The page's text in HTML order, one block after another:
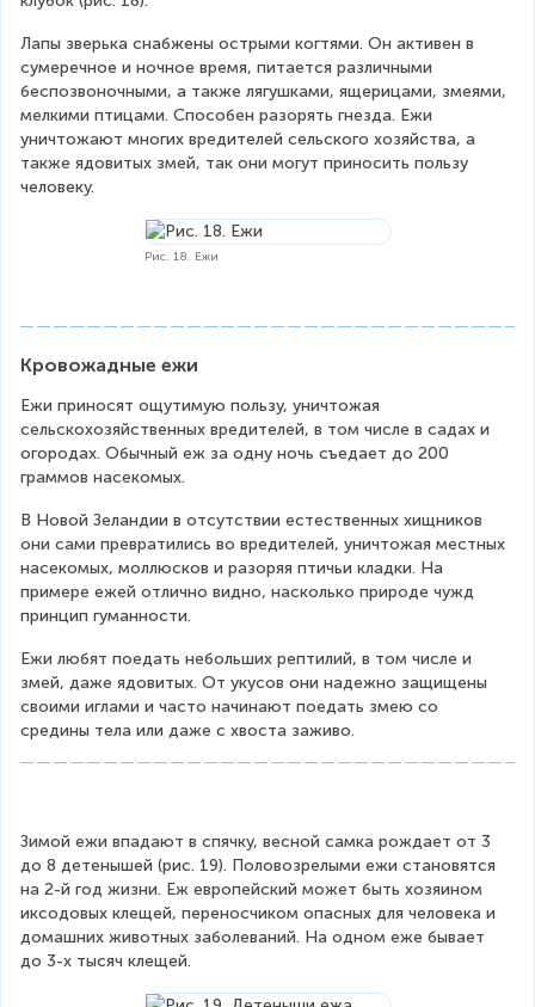
Лапы зверька снабжены острыми когтями. Он активен в
сумеречное и ночное время, питается различными
беспозвоночными, а также лягушками, ящерицами, змеями,
мелкими птицами. Способен разорять гнезда. Ежи
уничтожают многих вредителей сельского хозяйства, а
также ядовитых змей, так они могут приносить пользу
человеку.
Рис. 18. Ежи
Кровожадные ежи
Ежи приносят ощутимую пользу, уничтожая
сельскохозяйственных вредителей, в том числе в садах и
огородах. Обычный еж за одну ночь съедает до 200
граммов насекомых.
В Новой Зеландии в отсутствии естественных хищников
они сами превратились во вредителей, уничтожая местных
насекомых, моллюсков и разоряя птичьи кладки. На
примере ежей отлично видно, насколько природе чужд
принцип гуманности.
Ежи любят поедать небольших рептилий, в том числе и
змей, даже ядовитых. От укусов они надежно защищены
своими иглами и часто начинают поедать змею со
средины тела или даже с хвоста заживо.
Зимой ежи впадают в спячку, весной самка рождает от 3
до 8 детенышей (рис. 19). Половозрелыми ежи становятся
на 2-й год жизни. Еж европейский может быть хозяином
иксодовых клещей, переносчиком опасных для человека и
домашних животных заболеваний. На одном еже бывает
до 3-х тысяч клещей.